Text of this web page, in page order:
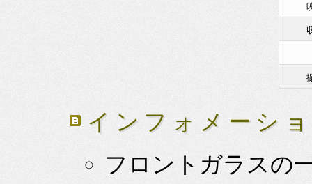
インフォメーシ
フロントガラスの